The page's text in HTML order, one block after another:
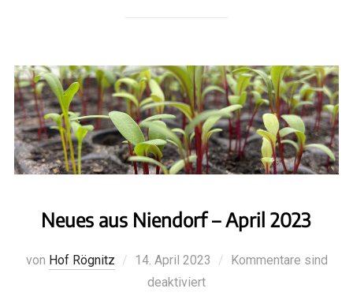
Neues aus Niendorf – April 2023
von Hof Rögnitz 14. April 2023
Kommentare sind
deaktiviert